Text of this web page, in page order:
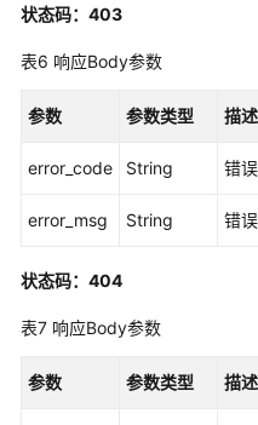
专
享
策
专
享
状态码：403
表6 响应Body参数
参数 参数类型 描述
error_code String 错
error_msg String 错
状态码：404
表7 响应Body参数
参数 参数类型 描述